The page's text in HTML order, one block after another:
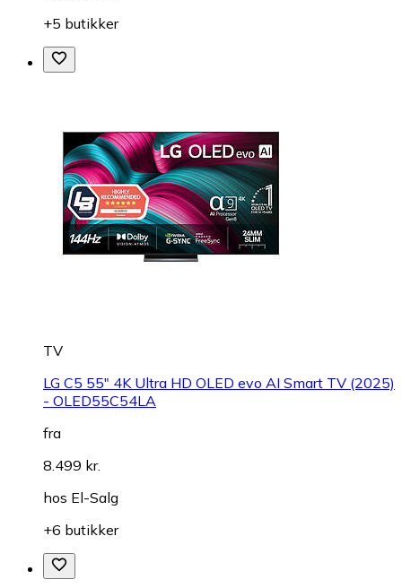
+5 butikker
TV
LG C5 55" 4K Ultra HD OLED evo AI Smart TV (2025)
- OLED55C54LA
fra
8.499 kr.
hos El-Salg
+6 butikker